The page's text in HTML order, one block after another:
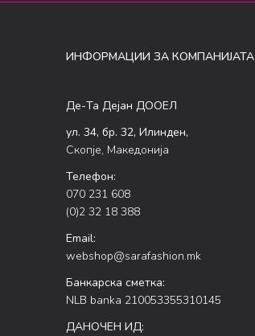
ИНФОРМАЦИИ ЗА КОМПАНИЈАТА
Де-Та Дејан ДООЕЛ
ул. 34, бр. 32, Илинден,
Скопје, Македонија
Телефон:
070 231 608
(0)2 32 18 388
Email:
webshop@sarafashion.mk
Банкарска сметка:
NLB banka 210053355310145
ДАНОЧЕН ИД: